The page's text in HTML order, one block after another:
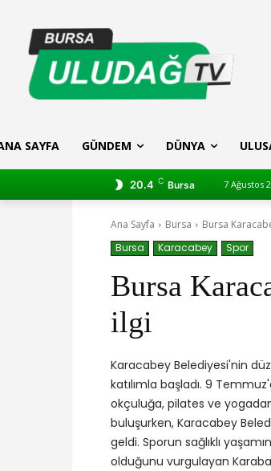
SAYFA GÜNDEM DÜNYA
20.4 C Bursa 7 Ağustos
Ana Sayfa Bursa
Bursa
Bursa
Karacabey Spor
Bursa
ilgi
Karacabey Belediyesi'nin
katılımla başladı. 9
okçuluğa, pilates ve
buluşurken, Karacabey
geldi. Sporun sağlıklı
olduğunu vurgulayan